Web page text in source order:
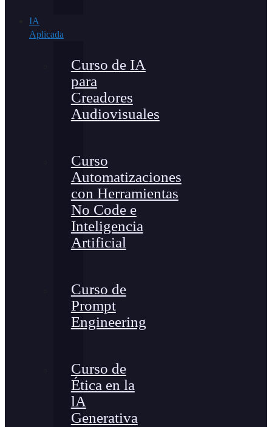
IA
Aplicada
Curso de IA
para
Creadores
Audiovisuales
Curso
Automatizaciones
con Herramientas
No Code e
Inteligencia
Artificial
Curso de
Prompt
Engineering
Curso de
Ética en la
lA
Generativa